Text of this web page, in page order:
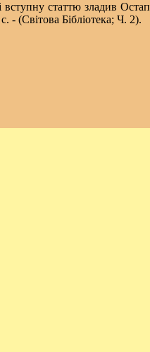
вступну статтю зладив Остап
(Світова Бібліотека; Ч. 2).